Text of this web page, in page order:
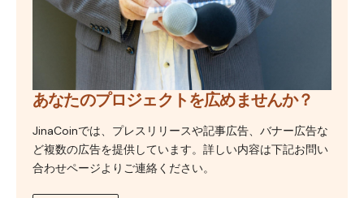
あなたのプロジェクトを広めませんか？
JinaCoinでは、プレスリリースや記事広告、バナー広告な
ど複数の広告を提供しています。詳しい内容は下記お問い
合わせページよりご連絡ください。